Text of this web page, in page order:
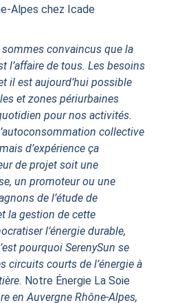
Alpes chez Icade
sommes convaincus que la
l’affaire de tous. Les besoins
il est aujourd’hui possible
et zones périurbaines
pour nos activités.
collective
d’expérience ça
de projet soit une
un promoteur ou une
de l’étude de
la gestion de cette
l’énergie durable,
pourquoi SerenySun se
circuits courts de l’énergie à
Notre Énergie La Soie
en Auvergne Rhône-Alpes,